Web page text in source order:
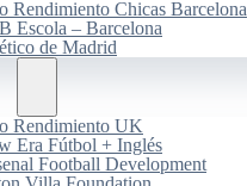
Rendimiento Chicas Barcelona
Escola – Barcelona
de Madrid
Rendimiento UK
Era Fútbol + Inglés
Football Development